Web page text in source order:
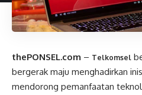
thePONSEL.com – Telkomsel
bergerak maju menghadirkan
mendorong pemanfaatan